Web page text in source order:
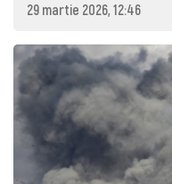
29 martie 2026, 12:46